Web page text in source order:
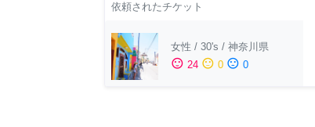
依頼されたチケット
女性 / 30's / 神奈川県
sentiment_satisfied 24 sentiment_neutral 0 sentiment_dissatisfied 0